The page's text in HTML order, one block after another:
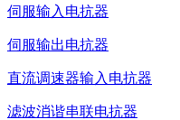
伺服输入电抗器
伺服输出电抗器
直流调速器输入电抗器
滤波消谐串联电抗器